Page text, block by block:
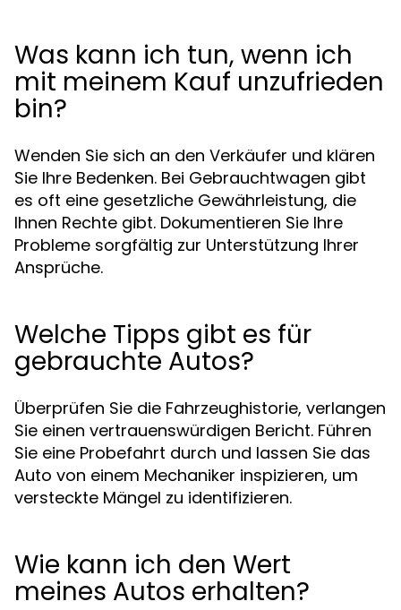
Was kann ich tun, wenn ich
mit meinem Kauf unzufrieden
bin?
Wenden Sie sich an den Verkäufer und klären
Sie Ihre Bedenken. Bei Gebrauchtwagen gibt
es oft eine gesetzliche Gewährleistung, die
Ihnen Rechte gibt. Dokumentieren Sie Ihre
Probleme sorgfältig zur Unterstützung Ihrer
Ansprüche.
Welche Tipps gibt es für
gebrauchte Autos?
Überprüfen Sie die Fahrzeughistorie, verlangen
Sie einen vertrauenswürdigen Bericht. Führen
Sie eine Probefahrt durch und lassen Sie das
Auto von einem Mechaniker inspizieren, um
versteckte Mängel zu identifizieren.
Wie kann ich den Wert
meines Autos erhalten?